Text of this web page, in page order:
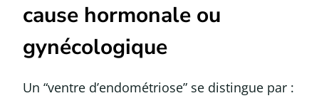
cause hormonale ou
gynécologique
Un “ventre d’endométriose” se distingue par :